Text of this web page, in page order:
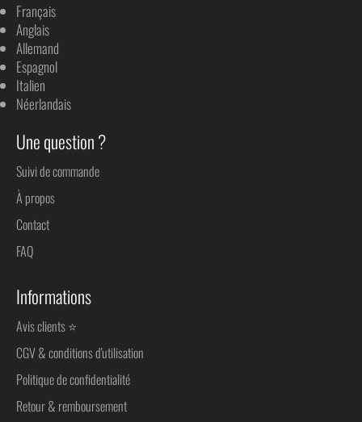
Français
Anglais
Allemand
Espagnol
Italien
Néerlandais
Une question ?
Suivi de commande
À propos
Contact
FAQ
Informations
Avis clients ⭐
CGV & conditions d'utilisation
Politique de confidentialité
Retour & remboursement